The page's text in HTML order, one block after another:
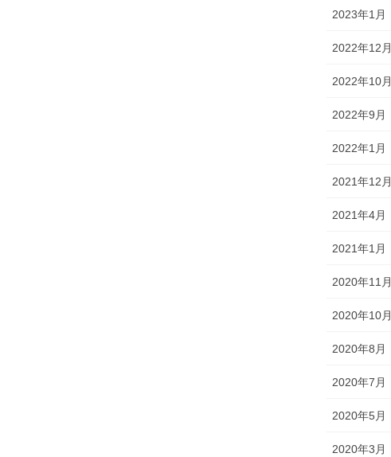
2023年1月
2022年12月
2022年10月
2022年9月
2022年1月
2021年12月
2021年4月
2021年1月
2020年11月
2020年10月
2020年8月
2020年7月
2020年5月
2020年3月